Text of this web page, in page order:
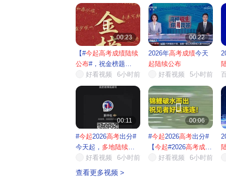

00:23
【#今起高考成绩陆续
公布#，祝金榜题
名！】今...
好看视频 6小时前

00:22
2026年高考成绩今天
起陆续公布
好看视频
5小时前

00:11
#今起2026高考出分#
今天起， 多地陆续公
高...
好看视频 6小时前

00:06
#今起2026高考出分#
【今起#2026高考成绩
陆续...
好看视频 6小时前
查看更多视频 >